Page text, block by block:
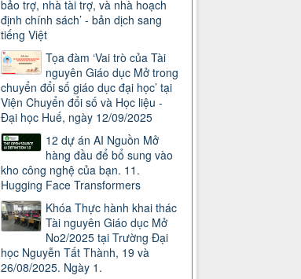
bảo trợ, nhà tài trợ, và nhà hoạch
định chính sách’ - bản dịch sang
tiếng Việt
Tọa đàm ‘Vai trò của Tài
nguyên Giáo dục Mở trong
chuyển đổi số giáo dục đại học’ tại
Viện Chuyển đổi số và Học liệu -
Đại học Huế, ngày 12/09/2025
12 dự án AI Nguồn Mở
hàng đầu để bổ sung vào
kho công nghệ của bạn. 11.
Hugging Face Transformers
Khóa Thực hành khai thác
Tài nguyên Giáo dục Mở
No2/2025 tại Trường Đại
học Nguyễn Tất Thành, 19 và
26/08/2025. Ngày 1.